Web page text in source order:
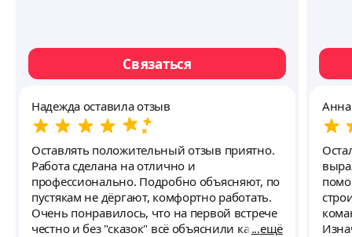
Связаться
Надежда оставила отзыв
Оставлять положительный отзыв приятно.
Работа сделана на отлично и
профессионально. Подробно объясняют, по
пустякам не дёргают, комфортно работать.
Очень понравилось, что на первой встрече
честно и без "сказок" всё объяснили как иещё
Анна